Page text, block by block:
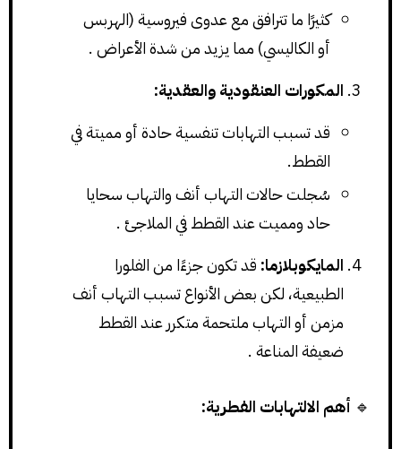
كثيرًا ما تترافق مع عدوى فيروسية (الهربس
أو الكاليسي) مما يزيد من شدة الأعراض .
المكورات العنقودية والعقدية:
قد تسبب التهابات تنفسية حادة أو مميتة في
القطط.
سُجلت حالات التهاب أنف والتهاب سحايا
حاد ومميت عند القطط في الملاجئ .
المايكوبلازما: قد تكون جزءًا من الفلورا
الطبيعية، لكن بعض الأنواع تسبب التهاب أنف
مزمن أو التهاب ملتحمة متكرر عند القطط
ضعيفة المناعة .
🔹 أهم الالتهابات الفطرية: